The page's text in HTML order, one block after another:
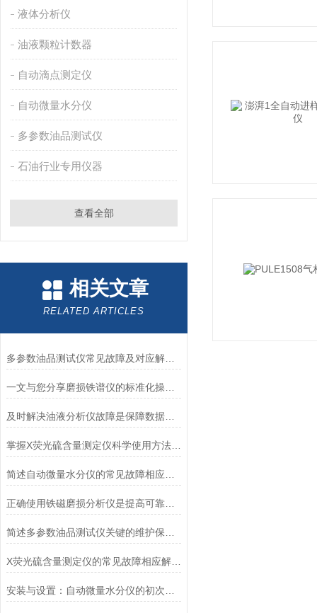
液体分析仪
油液颗粒计数器
自动滴点测定仪
自动微量水分仪
多参数油品测试仪
石油行业专用仪器
查看全部
相关文章
RELATED ARTICLES
多参数油品测试仪常见故障及对应解决办法大公开
一文与您分享磨损铁谱仪的标准化操作流程
及时解决油液分析仪故障是保障数据可信的核心
掌握X荧光硫含量测定仪科学使用方法是实现长期稳定运行的关键保障
X荧光硫含量测定仪的常见故障相应解决方法分享